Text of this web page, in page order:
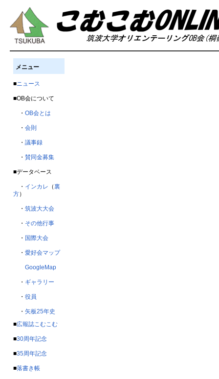
メニュー
■ニュース
■OB会について
・ OB会とは
・ 会則
・ 議事録
・ 賛同金募集
■データベース
・ インカレ （裏
方）
・ 筑波大大会
・ その他行事
・ 国際大会
・ 愛好会マップ
GoogleMap
・ ギャラリー
・ 役員
・ 矢板25年史
■広報誌こむこむ
■30周年記念
■35周年記念
■落書き帳